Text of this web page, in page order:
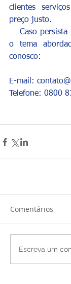
clientes
preço justo.
o tema
conosco:
E-mail:
Telefone: 0800
Comentários
Escreva um